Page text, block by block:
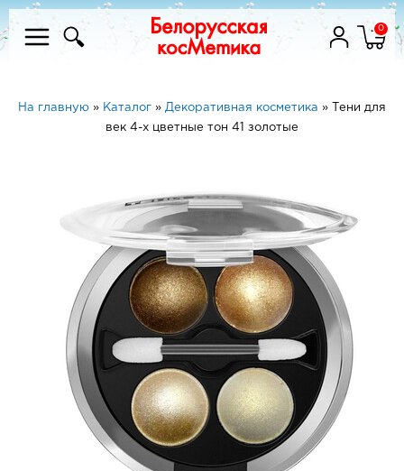
0
На главную » Каталог » Декоративная косметика »
Тени для
век 4-х цветные тон 41 золотые